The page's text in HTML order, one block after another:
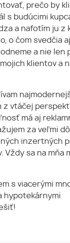
prečo by
s budúcimi
a nafotím ju z
o čom svedčia
a nie len
klientov a
vtáčej
má aj
za veľmi
inzertných
Vždy sa na mňa
s viacerými
hypotekárnymi